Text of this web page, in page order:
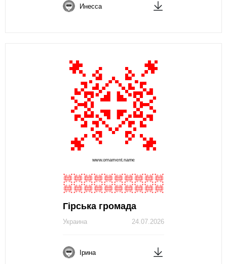
Инесса
Гірська громада
24.07.2026
Украина
Ірина